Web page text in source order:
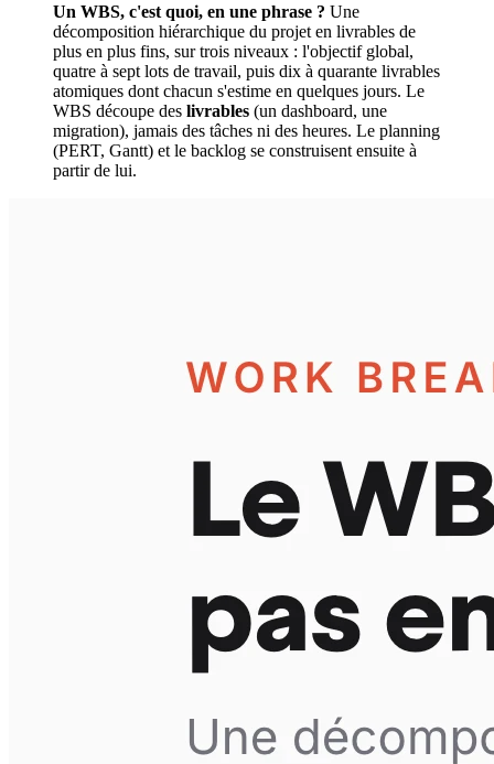
Un WBS, c'est quoi, en une phrase ? Une
décomposition hiérarchique du projet en livrables de
plus en plus fins, sur trois niveaux : l'objectif global,
quatre à sept lots de travail, puis dix à quarante livrables
atomiques dont chacun s'estime en quelques jours. Le
WBS découpe des livrables (un dashboard, une
migration), jamais des tâches ni des heures. Le planning
(PERT, Gantt) et le backlog se construisent ensuite à
partir de lui.